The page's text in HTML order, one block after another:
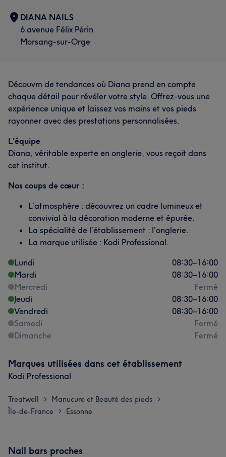
DIANA NAILS
6 avenue Félix Périn
Morsang-sur-Orge
Découvm de tendances où Diana prend en compte
chaque détail pour révéler votre style. Offrez-vous une
expérience unique et laissez vos mains et vos pieds
rayonner avec des prestations personnalisées.
L’équipe
Diana, véritable experte en onglerie, vous reçoit dans
cet institut.
Nos coups de cœur :
L’atmosphère : découvrez un cadre lumineux et
convivial à la décoration moderne et épurée.
La spécialité de l’établissement : l'onglerie.
La marque utilisée : Kodi Professional.
Lundi
08:30–16:00
Mardi
08:30–16:00
Mercredi
Fermé
Jeudi
08:30–16:00
Vendredi
08:30–16:00
Samedi
Fermé
Dimanche
Fermé
Marques utilisées dans cet établissement
Kodi Professional
Treatwell > Manucure et Beauté des pieds >
Île-de-France > Essonne
Nail bars proches